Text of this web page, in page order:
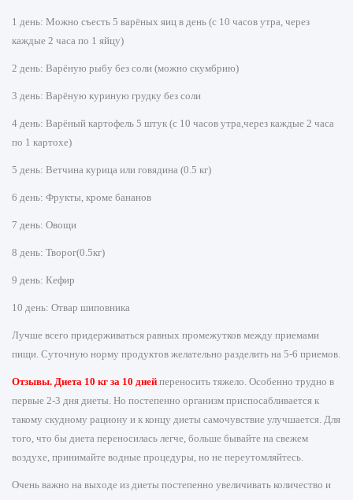
1 день: Можно съесть 5 варёных яиц в день (с 10 часов утра, через
каждые 2 часа по 1 яйцу)
2 день: Варёную рыбу без соли (можно скумбрию)
3 день: Варёную куриную грудку без соли
4 день: Варёный картофель 5 штук (с 10 часов утра,через каждые 2 часа
по 1 картохе)
5 день: Ветчина курица или говядина (0.5 кг)
6 день: Фрукты, кроме бананов
7 день: Овощи
8 день: Творог(0.5кг)
9 день: Кефир
10 день: Отвар шиповника
Лучше всего придерживаться равных промежутков между приемами
пищи. Суточную норму продуктов желательно разделить на 5-6 приемов.
Отзывы. Диета 10 кг за 10 дней переносить тяжело. Особенно трудно в
первые 2-3 дня диеты. Но постепенно организм приспосабливается к
такому скудному рациону и к концу диеты самочувствие улучшается. Для
того, что бы диета переносилась легче, больше бывайте на свежем
воздухе, принимайте водные процедуры, но не переутомляйтесь.
Очень важно на выходе из диеты постепенно увеличивать количество и